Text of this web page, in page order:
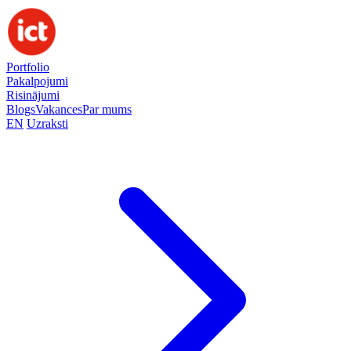
Portfolio
Pakalpojumi
Risinājumi
BlogsVakancesPar mums
EN Uzraksti